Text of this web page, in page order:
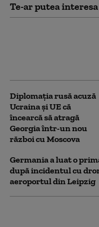
Te-ar putea
Diplomaţia rusă acuză
Ucraina şi UE că
încearcă să atragă
Georgia într-un nou
război cu Moscova
Germania a luat o
după incidentul cu
aeroportul din Leipzig